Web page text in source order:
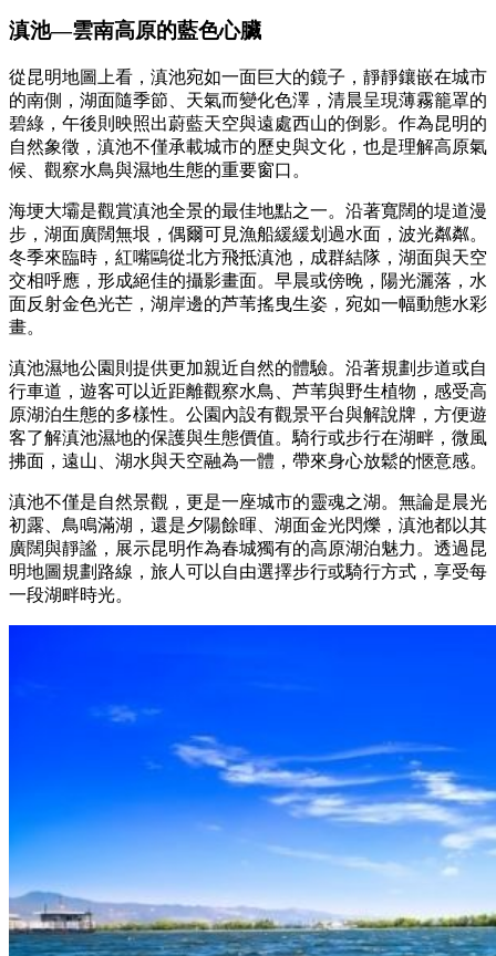
滇池—雲南高原的藍色心臟
從昆明地圖上看，滇池宛如一面巨大的鏡子，靜靜鑲嵌在城市
的南側，湖面隨季節、天氣而變化色澤，清晨呈現薄霧籠罩的
碧綠，午後則映照出蔚藍天空與遠處西山的倒影。作為昆明的
自然象徵，滇池不僅承載城市的歷史與文化，也是理解高原氣
候、觀察水鳥與濕地生態的重要窗口。
海埂大壩是觀賞滇池全景的最佳地點之一。沿著寬闊的堤道漫
步，湖面廣闊無垠，偶爾可見漁船緩緩划過水面，波光粼粼。
冬季來臨時，紅嘴鷗從北方飛抵滇池，成群結隊，湖面與天空
交相呼應，形成絕佳的攝影畫面。早晨或傍晚，陽光灑落，水
面反射金色光芒，湖岸邊的芦苇搖曳生姿，宛如一幅動態水彩
畫。
滇池濕地公園則提供更加親近自然的體驗。沿著規劃步道或自
行車道，遊客可以近距離觀察水鳥、芦苇與野生植物，感受高
原湖泊生態的多樣性。公園內設有觀景平台與解說牌，方便遊
客了解滇池濕地的保護與生態價值。騎行或步行在湖畔，微風
拂面，遠山、湖水與天空融為一體，帶來身心放鬆的愜意感。
滇池不僅是自然景觀，更是一座城市的靈魂之湖。無論是晨光
初露、鳥鳴滿湖，還是夕陽餘暉、湖面金光閃爍，滇池都以其
廣闊與靜謐，展示昆明作為春城獨有的高原湖泊魅力。透過昆
明地圖規劃路線，旅人可以自由選擇步行或騎行方式，享受每
一段湖畔時光。